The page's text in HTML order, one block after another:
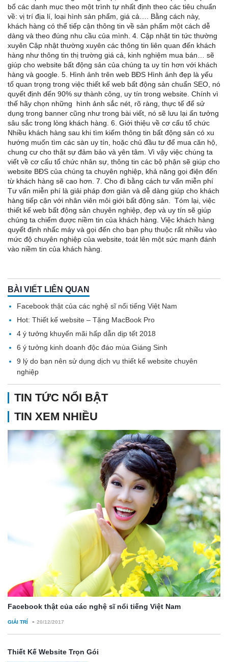
bổ các danh mục theo một trình tự nhất định theo các tiêu chuẩn
về: vị trí địa lí, loại hình sản phẩm, giá cả…. Bằng cách này,
khách hàng có thể tiếp cận thông tin về sản phẩm một cách dễ
dàng và theo đúng nhu cầu của mình. 4. Cập nhật tin tức thường
xuyên Cập nhật thường xuyên các thông tin liên quan đến khách
hàng như thông tin thị trường giá cả, kinh nghiệm mua bán… sẽ
giúp cho website bất động sản của chúng ta uy tín hơn với khách
hàng và google. 5. Hình ảnh trên web BĐS Hình ảnh đẹp là yếu
tố quan trọng trong việc thiết kế web bất động sản chuẩn SEO, nó
quyết định đến 90% sự thành công, uy tín trong website. Chính vì
thế hãy chọn những hình ảnh sắc nét, rõ ràng, thực tế để sử
dụng trong banner cũng như trong bài viết, nó sẽ lưu lại ấn tưởng
sâu sắc trong lòng khách hàng. 6. Giới thiệu về cơ cấu tổ chức
Nhiều khách hàng sau khi tìm kiếm thông tin bất động sản có xu
hướng muốn tìm các sàn uy tín, hoặc chủ đầu tư để mua căn hộ,
chung cư cho thật sự đảm bảo và yên tâm. Vì vậy việc chúng ta
viết về cơ cấu tổ chức nhân sự, thông tin các bộ phận sẽ giúp cho
website BĐS của chúng ta chuyên nghiệp, khả năng gọi điện đến
từ khách hàng sẽ cao hơn. 7. Cho đi bằng cách tư vấn miễn phí
Tư vấn miễn phí là giải pháp đơn giản và dễ dàng giúp cho khách
hàng tiếp cận với nhân viên môi giới bất động sản. Tóm lại, việc
thiết kế web bất động sản chuyên nghiệp, đẹp và uy tín sẽ giúp
chúng ta chiếm được niềm tin của khách hàng. Việc khách hàng
quyết định nhấc máy và gọi đến cho bạn phụ thuộc rất nhiều vào
mức độ chuyên nghiệp của website, toát lên một sức mạnh đánh
vào niềm tin của khách hàng.
BÀI VIẾT LIÊN QUAN
Facebook thật của các nghệ sĩ nổi tiếng Việt Nam
Hot: Thiết kế website – Tặng MacBook Pro
4 ý tưởng khuyến mãi hấp dẫn dịp tết 2018
6 ý tưởng kinh doanh độc đáo mùa Giáng Sinh
9 lý do bạn nên sử dụng dịch vụ thiết kế website chuyên
nghiệp
TIN TỨC NỔI BẬT
TIN XEM NHIỀU
Facebook thật của các nghệ sĩ nổi tiếng Việt Nam
GIẢI TRÍ - 20/12/2017
Thiết Kế Website Trọn Gói